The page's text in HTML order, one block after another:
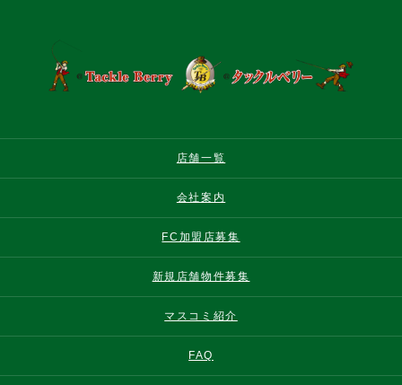
店舗一覧
会社案内
FC加盟店募集
新規店舗物件募集
マスコミ紹介
FAQ